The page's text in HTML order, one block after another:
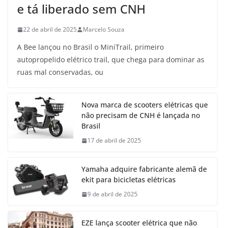
e tá liberado sem CNH
22 de abril de 2025 Marcelo Souza
A Bee lançou no Brasil o MiniTrail, primeiro
autopropelido elétrico trail, que chega para dominar as
ruas mal conservadas, ou
Nova marca de scooters elétricas que
não precisam de CNH é lançada no
Brasil
17 de abril de 2025
Yamaha adquire fabricante alemã de
ekit para bicicletas elétricas
9 de abril de 2025
EZE lança scooter elétrica que não